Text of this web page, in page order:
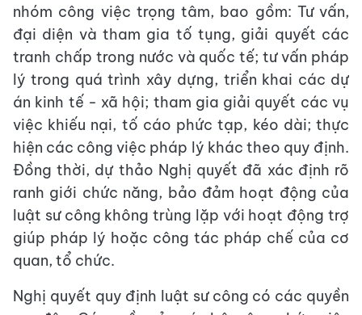
nhóm công việc trọng tâm, bao gồm: Tư vấn,
đại diện và tham gia tố tụng, giải quyết các
tranh chấp trong nước và quốc tế; tư vấn pháp
lý trong quá trình xây dựng, triển khai các dự
án kinh tế - xã hội; tham gia giải quyết các vụ
việc khiếu nại, tố cáo phức tạp, kéo dài; thực
hiện các công việc pháp lý khác theo quy định.
Đồng thời, dự thảo Nghị quyết đã xác định rõ
ranh giới chức năng, bảo đảm hoạt động của
luật sư công không trùng lặp với hoạt động trợ
giúp pháp lý hoặc công tác pháp chế của cơ
quan, tổ chức.
Nghị quyết quy định luật sư công có các quyền